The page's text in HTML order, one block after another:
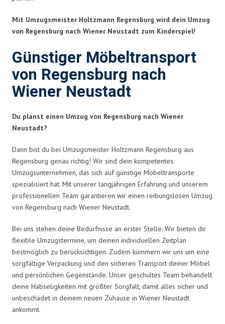
Mit Umzugsmeister Holtzmann Regensburg wird dein Umzug
von Regensburg nach Wiener Neustadt zum Kinderspiel!
Günstiger Möbeltransport
von Regensburg nach
Wiener Neustadt
Du planst einen Umzug von Regensburg nach Wiener
Neustadt?
Dann bist du bei Umzugsmeister Holtzmann Regensburg aus
Regensburg genau richtig! Wir sind dein kompetentes
Umzugsunternehmen, das sich auf günstige Möbeltransporte
spezialisiert hat. Mit unserer langjährigen Erfahrung und unserem
professionellen Team garantieren wir einen reibungslosen Umzug
von Regensburg nach Wiener Neustadt.
Bei uns stehen deine Bedürfnisse an erster Stelle. Wir bieten dir
flexible Umzugstermine, um deinen individuellen Zeitplan
bestmöglich zu berücksichtigen. Zudem kümmern wir uns um eine
sorgfältige Verpackung und den sicheren Transport deiner Möbel
und persönlichen Gegenstände. Unser geschultes Team behandelt
deine Habseligkeiten mit größter Sorgfalt, damit alles sicher und
unbeschadet in deinem neuen Zuhause in Wiener Neustadt
ankommt.